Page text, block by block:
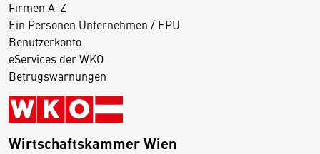
Firmen A-Z
Ein Personen Unternehmen / EPU
Benutzerkonto
eServices der WKO
Betrugswarnungen
Wirtschaftskammer Wien